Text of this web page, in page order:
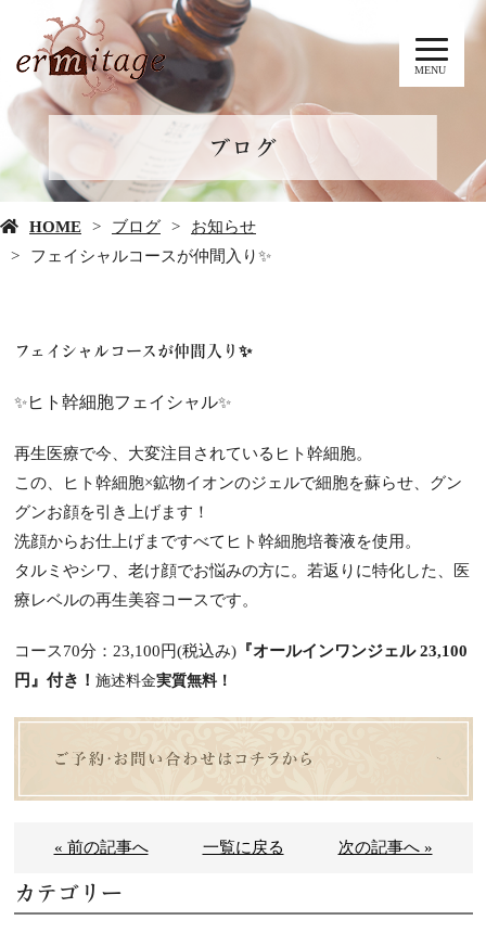
MENU
ブログ
HOME ブログ
お知らせ
フェイシャルコースが仲間入り✨
フェイシャルコースが仲間入り✨
✨ヒト幹細胞フェイシャル✨
再生医療で今、大変注目されているヒト幹細胞。
この、ヒト幹細胞×鉱物イオンのジェルで細胞を蘇らせ、グン
グンお顔を引き上げます！
洗顔からお仕上げまですべてヒト幹細胞培養液を使用。
タルミやシワ、老け顔でお悩みの方に。若返りに特化した、医
療レベルの再生美容コースです。
コース70分：23,100円(税込み)『オールインワンジェル 23,100
円』付き！ 施述料金実質無料！
« 前の記事へ 一覧に戻る 次の記事へ »
カテゴリー